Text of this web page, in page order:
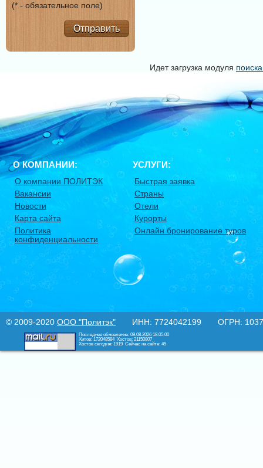
(* - обязательное поле)
Отправить
Идет загрузка модуля
О КОМПАНИИ:
О компании ПОЛИТЭК
Вакансии
Новости
Карта сайта
Политика
конфиденциальности
УСЛУГИ:
Быстрая заявка
Страны
Отели
Курорты
Онлайн бронирование туров
© 2009-2020 ООО "Политэк" ИНН: 7724042199 ОГРН:
Последнее обновление: 09.08.2026 18:05:00
Хитов: 172048584 Хостов: 21150807
Хостов сегодня: 1919 Сейчас на сайте: 45